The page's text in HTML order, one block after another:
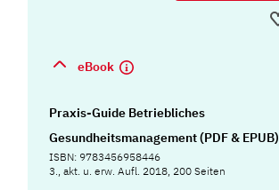
eBook
Praxis-Guide Betriebliches
Gesundheitsmanagement (PDF & EPUB)
ISBN: 9783456958446
3., akt. u. erw. Aufl. 2018, 200 Seiten